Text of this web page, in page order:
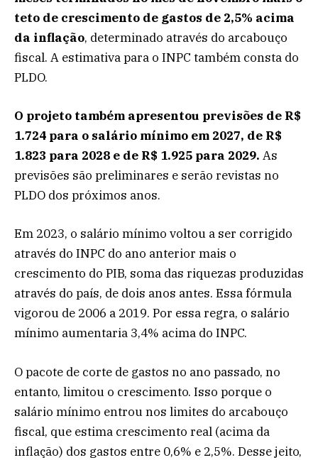
teto de crescimento de gastos de 2,5% acima
da inflação, determinado através do arcabouço
fiscal. A estimativa para o INPC também consta do
PLDO.
O projeto também apresentou previsões de R$
1.724 para o salário mínimo em 2027, de R$
1.823 para 2028 e de R$ 1.925 para 2029. As
previsões são preliminares e serão revistas no
PLDO dos próximos anos.
Em 2023, o salário mínimo voltou a ser corrigido
através do INPC do ano anterior mais o
crescimento do PIB, soma das riquezas produzidas
através do país, de dois anos antes. Essa fórmula
vigorou de 2006 a 2019. Por essa regra, o salário
mínimo aumentaria 3,4% acima do INPC.
O pacote de corte de gastos no ano passado, no
entanto, limitou o crescimento. Isso porque o
salário mínimo entrou nos limites do arcabouço
fiscal, que estima crescimento real (acima da
inflação) dos gastos entre 0,6% e 2,5%. Desse jeito,